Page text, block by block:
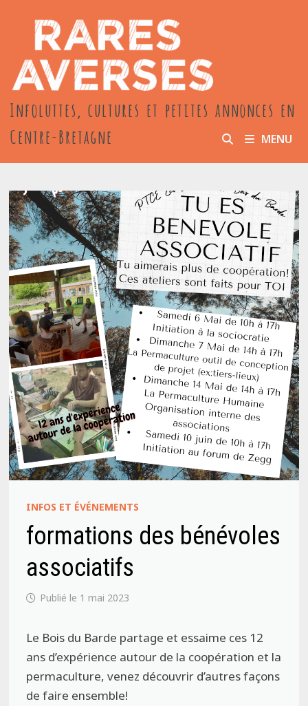
contenu
Infoluttes, cultures et petites annonces en
Centre-Bretagne
MENU
INFOS ET ÉVÉNEMENTS
formations des bénévoles
associatifs
1 mai 2023
Le Bois du Barde partage et essaime ces 12
ans d’expérience autour de la coopération et la
permaculture, venez découvrir d’autres façons
de faire ensemble!